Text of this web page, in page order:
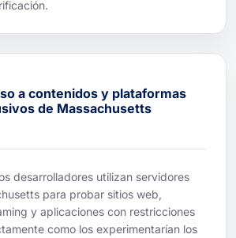
a contenidos y plataformas
de Massachusetts
desarrolladores utilizan servidores
para probar sitios web,
y aplicaciones con restricciones
como los experimentarían los